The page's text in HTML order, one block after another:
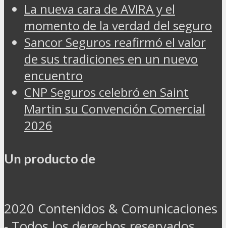
La nueva cara de AVIRA y el
momento de la verdad del seguro
Sancor Seguros reafirmó el valor
de sus tradiciones en un nuevo
encuentro
CNP Seguros celebró en Saint
Martin su Convención Comercial
2026
Un producto de
2020 Contenidos & Comunicaciones